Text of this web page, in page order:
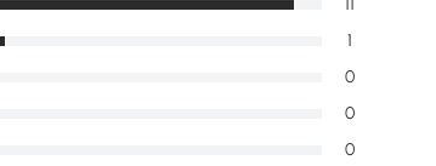
0
0
0
1
11